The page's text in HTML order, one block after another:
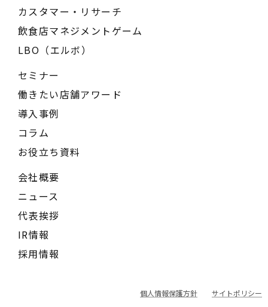
カスタマー・リサーチ
飲食店マネジメントゲーム
LBO（エルボ）
セミナー
働きたい店舗アワード
導入事例
コラム
お役立ち資料
会社概要
ニュース
代表挨拶
IR情報
採用情報
個人情報保護方針 サイトポリシー